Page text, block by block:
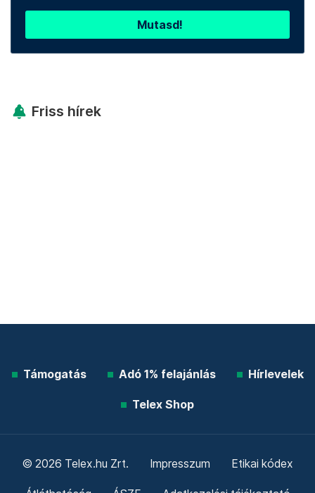
Mutasd!
Friss hírek
Támogatás Adó 1% felajánlás Hírlevelek
Telex Shop
© 2026 Telex.hu Zrt. Impresszum Etikai kódex